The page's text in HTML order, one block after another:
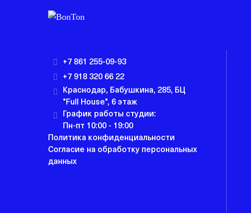
+7 861 255-09-93
+7 918 320 66 22
Краснодар, Бабушкина, 285, БЦ
"Full House", 6 этаж
График работы студии:
Пн-пт 10:00 - 19:00
Политика конфиденциальности
Согласие на обработку персональных
данных